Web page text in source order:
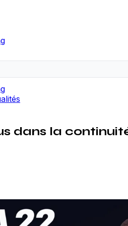
dans la